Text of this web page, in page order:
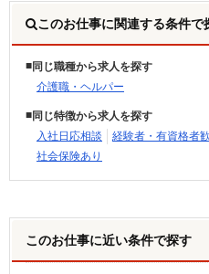
このお仕事に関連する条件で
同じ職種から求人を探す
介護職・ヘルパー
同じ特徴から求人を探す
入社日応相談
経験者・有資格者
社会保険あり
このお仕事に近い条件で探す